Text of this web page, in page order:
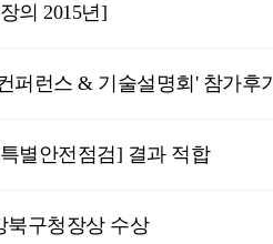
의 2015년]
퍼런스 & 기술설명회' 참가후기
별안전점검] 결과 적합
북구청장상 수상